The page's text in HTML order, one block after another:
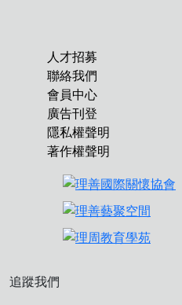
人才招募
聯絡我們
會員中心
廣告刊登
隱私權聲明
著作權聲明
追蹤我們